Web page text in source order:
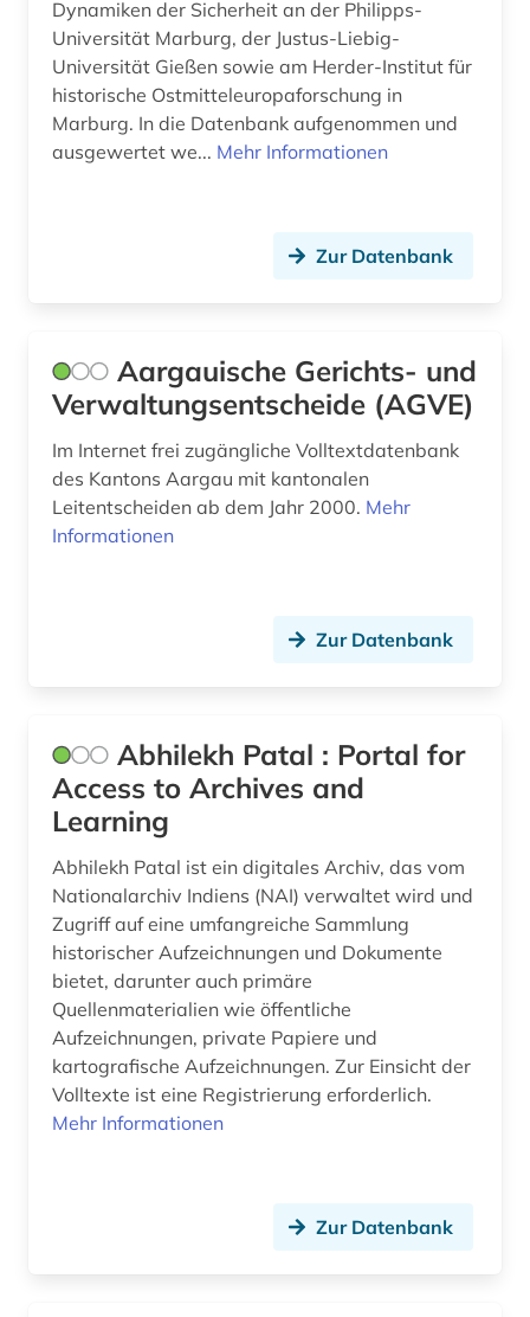
bibliothek (2)
bibliotheksbestand (1)
bildnis (1)
bildstock (1)
brasilien (1)
bremische evangelische kirche (1)
bundesarbeitsgericht (1)
bundesgesetz (1)
bundesministerium (1)
bundesrecht (7)
bundesrepublik deutschland (1)
bundessozialgericht (2)
bundesverfassungsgericht (2)
Liechtenstein (1)
Luxemburg (1)
Mecklenburg-Vorpommern (2)
Moldawien (1)
Norwegen (1)
Osteuropa (2)
Polen (1)
Portugal (1)
Russland, Sowjetunion (3)
Sachsen (4)
Sachsen-Anhalt (3)
Schweden (4)
Schweiz (21)
Slowakei (1)
Spanien (2)
Suedamerika (1)
Suedasien (3)
Tschechische Republik (1)
Dynamiken der Sicherheit an der Philipps-
Universität Marburg, der Justus-Liebig-
Universität Gießen sowie am Herder-Institut für
historische Ostmitteleuropaforschung in
Marburg. In die Datenbank aufgenommen und
ausgewertet we... Mehr Informationen
Zur Datenbank
Aargauische Gerichts- und
Verwaltungsentscheide (AGVE)
Im Internet frei zugängliche Volltextdatenbank
des Kantons Aargau mit kantonalen
Leitentscheiden ab dem Jahr 2000. Mehr
Informationen
Zur Datenbank
Abhilekh Patal : Portal for
Access to Archives and
Learning
Abhilekh Patal ist ein digitales Archiv, das vom
Nationalarchiv Indiens (NAI) verwaltet wird und
Zugriff auf eine umfangreiche Sammlung
historischer Aufzeichnungen und Dokumente
bietet, darunter auch primäre
Quellenmaterialien wie öffentliche
Aufzeichnungen, private Papiere und
kartografische Aufzeichnungen. Zur Einsicht der
Volltexte ist eine Registrierung erforderlich.
Mehr Informationen
Zur Datenbank